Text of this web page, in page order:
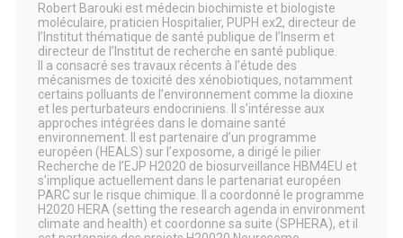
Robert Barouki est médecin biochimiste et biologiste
moléculaire, praticien Hospitalier, PUPH ex2, directeur de
l’Institut thématique de santé publique de l’Inserm et
directeur de l’Institut de recherche en santé publique.
Il a consacré ses travaux récents à l’étude des
mécanismes de toxicité des xénobiotiques, notamment
certains polluants de l’environnement comme la dioxine
et les perturbateurs endocriniens. Il s’intéresse aux
approches intégrées dans le domaine santé
environnement. Il est partenaire d’un programme
européen (HEALS) sur l’exposome, a dirigé le pilier
Recherche de l’EJP H2020 de biosurveillance HBM4EU et
s’implique actuellement dans le partenariat européen
PARC sur le risque chimique. Il a coordonné le programme
H2020 HERA (setting the research agenda in environment
climate and health) et coordonne sa suite (SPHERA), et il